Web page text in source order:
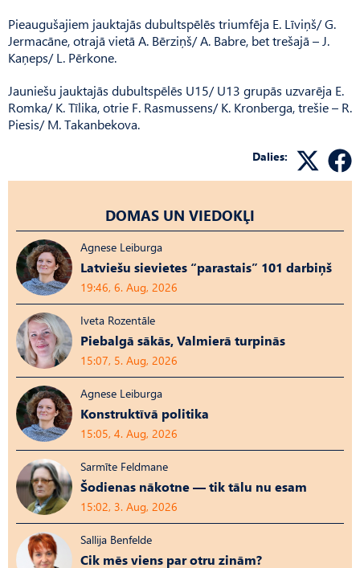
Pieaugušajiem jauktajās dubultspēlēs triumfēja E. Līviņš/ G.
Jermacāne, otrajā vietā A. Bērziņš/ A. Babre, bet trešajā – J.
Kaņeps/ L. Pērkone.
Jauniešu jauktajās dubultspēlēs U15/ U13 grupās uzvarēja E.
Romka/ K. Tīlika, otrie F. Rasmussens/ K. Kronberga, trešie – R.
Piesis/ M. Takanbekova.
Dalies:
DOMAS UN VIEDOKĻI
Agnese Leiburga
Latviešu sievietes “parastais” 101 darbiņš
19:46, 6. Aug, 2026
Iveta Rozentāle
Piebalgā sākās, Valmierā turpinās
15:07, 5. Aug, 2026
Agnese Leiburga
Konstruktīvā politika
15:05, 4. Aug, 2026
Sarmīte Feldmane
Šodienas nākotne — tik tālu nu esam
15:02, 3. Aug, 2026
Sallija Benfelde
Cik mēs viens par otru zinām?